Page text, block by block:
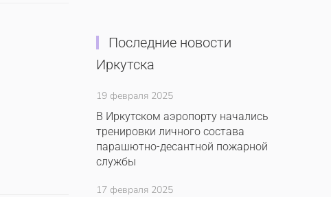
Последние новости
Иркутска
19 февраля 2025
В Иркутском аэропорту начались
тренировки личного состава
парашютно-десантной пожарной
службы
17 февраля 2025